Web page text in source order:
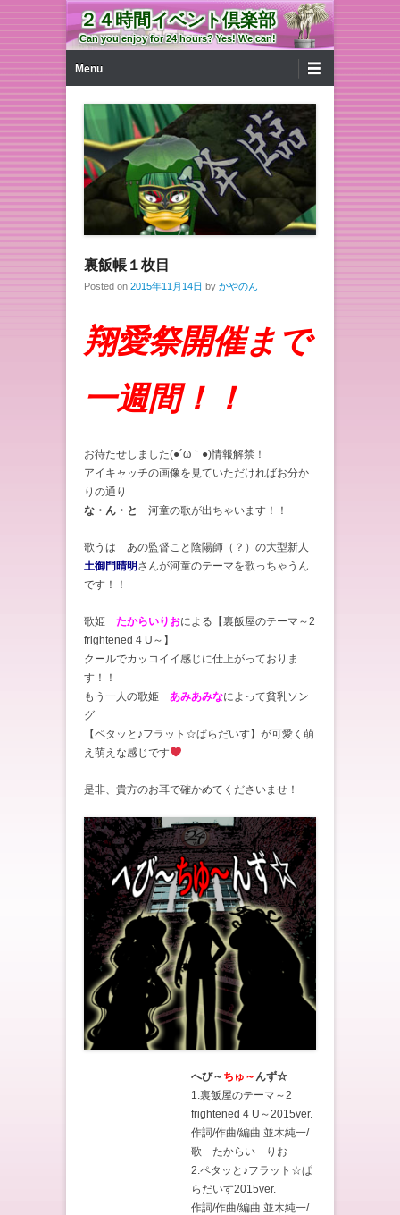
２４時間イベント倶楽部
Can you enjoy for 24 hours? Yes! We can!
Menu
裏飯帳１枚目
Posted on 2015年11月14日 by かやのん
翔愛祭開催まで
一週間！！
お待たせしました(●´ω｀●)情報解禁！
アイキャッチの画像を見ていただければお分か
りの通り
な・ん・と
河童の歌が出ちゃいます！！
歌うは あの監督こと陰陽師（？）の大型新人
土御門晴明 さんが河童のテーマを歌っちゃうん
です！！
歌姫 たからいりおによる【裏飯屋のテーマ～2
frightened 4 U～】
クールでカッコイイ感じに仕上がっておりま
す！！
もう一人の歌姫 あみあみなによって貧乳ソン
グ
【ペタッと♪フラット☆ぱらだいす】が可愛く萌
え萌えな感じです
是非、貴方のお耳で確かめてくださいませ！
へび～ ちゅ～ んず☆
1.裏飯屋のテーマ～2
frightened 4 U～2015ver.
作詞/作曲/編曲 並木純一/
歌 たからい りお
2.ペタッと♪フラット☆ぱ
らだいす2015ver.
作詞/作曲/編曲 並木純一/